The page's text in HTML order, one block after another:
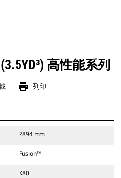
高性能系列
print 列印
2894 mm
Fusion™
K80